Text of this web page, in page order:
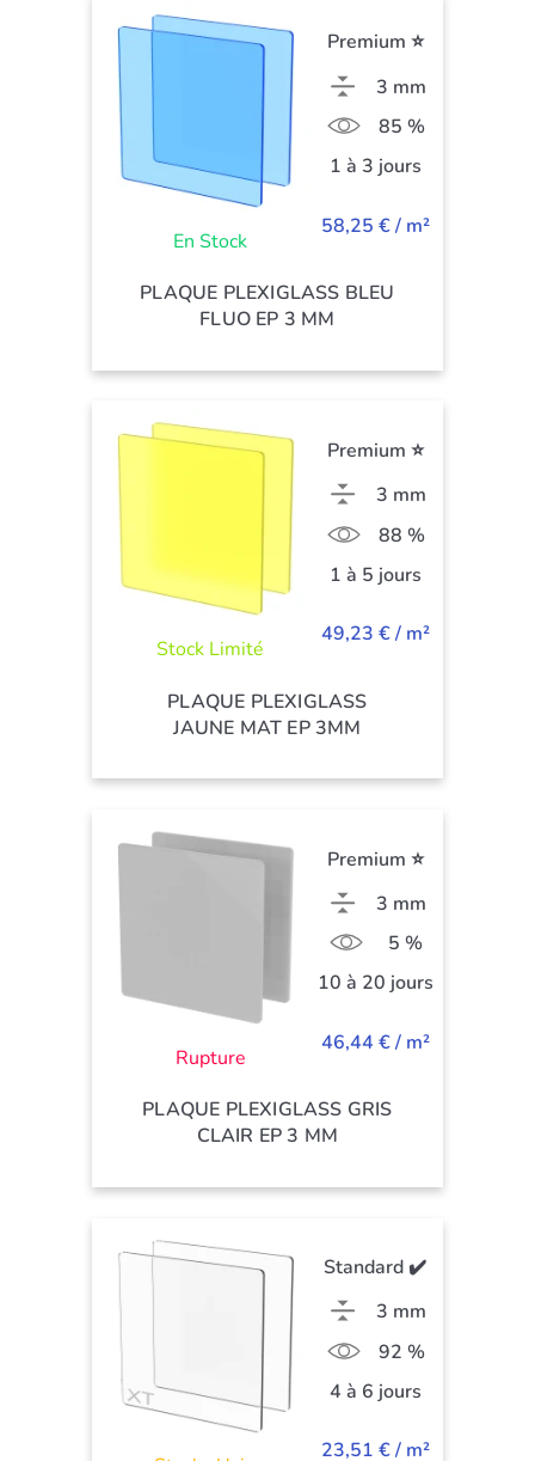
En Stock
Premium ⭐
3 mm
85 %
1 à 3 jours
58,25 € / m²
PLAQUE PLEXIGLASS BLEU
FLUO EP 3 MM
Stock Limité
Premium ⭐
3 mm
88 %
1 à 5 jours
49,23 € / m²
PLAQUE PLEXIGLASS
JAUNE MAT EP 3MM
Rupture
Premium ⭐
3 mm
5 %
10 à 20 jours
46,44 € / m²
PLAQUE PLEXIGLASS GRIS
CLAIR EP 3 MM
Standard ✔️
3 mm
92 %
4 à 6 jours
23,51 € / m²